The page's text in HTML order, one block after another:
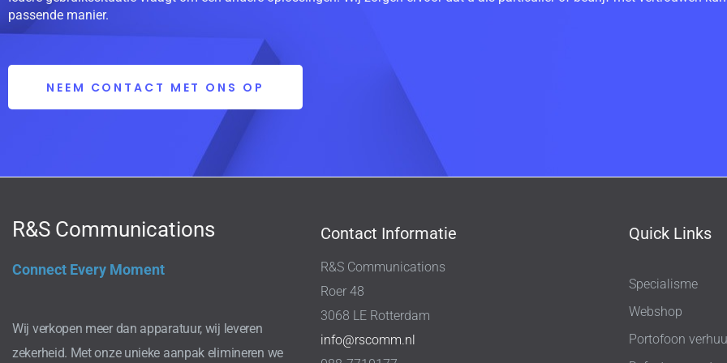
passende manier.
NEEM CONTACT MET ONS OP
R&S Communications
Connect Every Moment
Wij verkopen meer dan apparatuur, wij leveren
zekerheid. Met onze unieke aanpak elimineren we
Contact Informatie
R&S Communications
Roer 48
3068 LE Rotterdam
info@rscomm.nl
Quick Links
Specialisme
Webshop
Portofoon